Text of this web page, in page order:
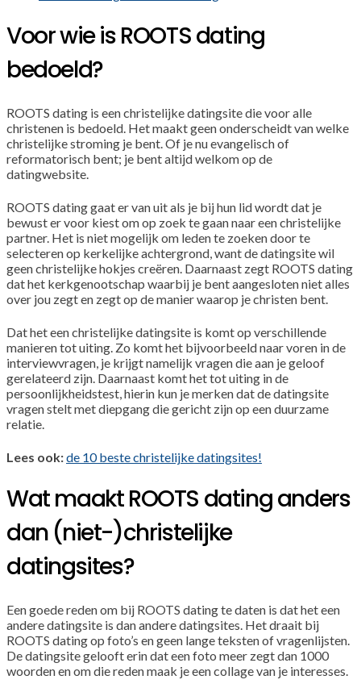
Voor wie is ROOTS dating
bedoeld?
ROOTS dating is een christelijke datingsite die voor alle
christenen is bedoeld. Het maakt geen onderscheidt van welke
christelijke stroming je bent. Of je nu evangelisch of
reformatorisch bent; je bent altijd welkom op de
datingwebsite.
ROOTS dating gaat er van uit als je bij hun lid wordt dat je
bewust er voor kiest om op zoek te gaan naar een christelijke
partner. Het is niet mogelijk om leden te zoeken door te
selecteren op kerkelijke achtergrond, want de datingsite wil
geen christelijke hokjes creëren. Daarnaast zegt ROOTS dating
dat het kerkgenootschap waarbij je bent aangesloten niet alles
over jou zegt en zegt op de manier waarop je christen bent.
Dat het een christelijke datingsite is komt op verschillende
manieren tot uiting. Zo komt het bijvoorbeeld naar voren in de
interviewvragen, je krijgt namelijk vragen die aan je geloof
gerelateerd zijn. Daarnaast komt het tot uiting in de
persoonlijkheidstest, hierin kun je merken dat de datingsite
vragen stelt met diepgang die gericht zijn op een duurzame
relatie.
Lees ook:de 10 beste christelijke datingsites!
Wat maakt ROOTS dating anders
dan (niet-)christelijke
datingsites?
Een goede reden om bij ROOTS dating te daten is dat het een
andere datingsite is dan andere datingsites. Het draait bij
ROOTS dating op foto’s en geen lange teksten of vragenlijsten.
De datingsite gelooft erin dat een foto meer zegt dan 1000
woorden en om die reden maak je een collage van je interesses.